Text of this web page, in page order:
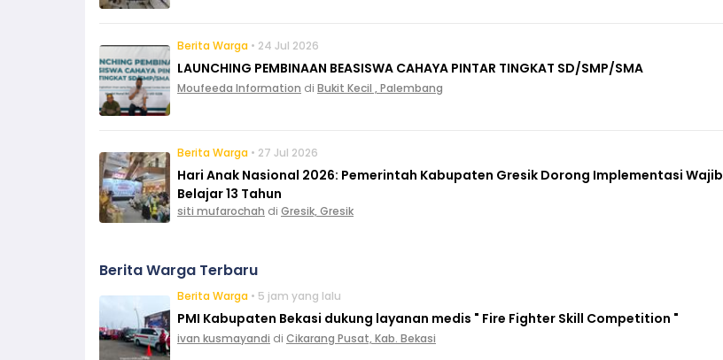
Berita Warga • 24 Jul 2026
LAUNCHING PEMBINAAN BEASISWA CAHAYA PINTAR TINGKAT SD/SMP/SMA
Moufeeda Information di Bukit Kecil , Palembang
Berita Warga • 27 Jul 2026
Hari Anak Nasional 2026: Pemerintah Kabupaten Gresik Dorong Implementasi Wajib
Belajar 13 Tahun
siti mufarochah di Gresik, Gresik
Berita Warga Terbaru
Berita Warga • 5 jam yang lalu
PMI Kabupaten Bekasi dukung layanan medis " Fire Fighter Skill Competition "
ivan kusmayandi di Cikarang Pusat, Kab. Bekasi